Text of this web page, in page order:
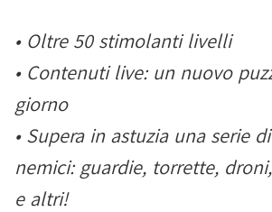
• Oltre 50 stimolanti livelli
• Contenuti live: un nuovo
giorno
• Supera in astuzia una serie
nemici: guardie, torrette,
e altri!